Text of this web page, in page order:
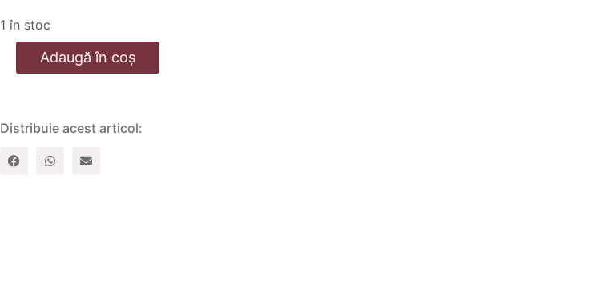
1 în stoc
Cantitate
Documentele
care
baza
Testament
Adaugă în coș
Distribuie acest articol: